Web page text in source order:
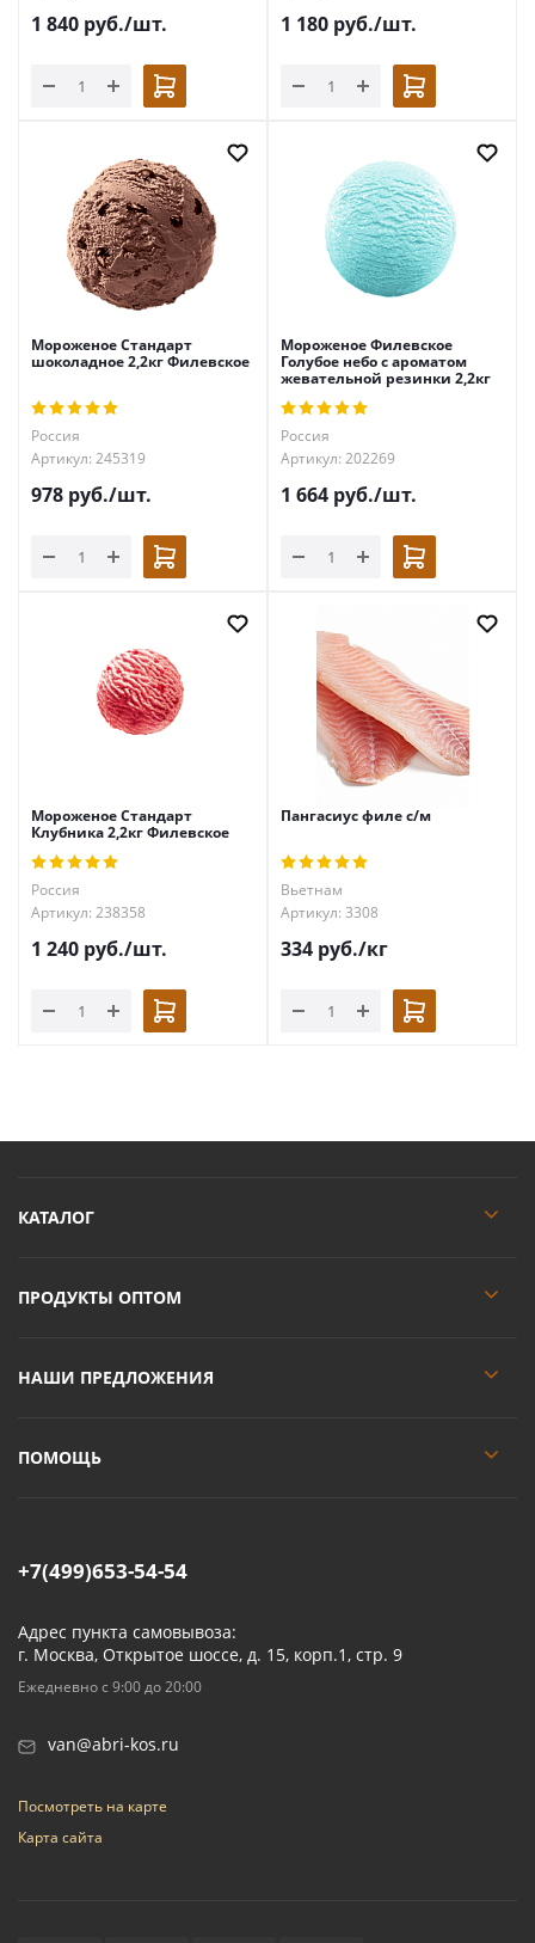
1 840 руб./шт. 1 180 руб./шт.
Мороженое Стандарт
шоколадное 2,2кг Филевское
Россия
Артикул: 245319
978 руб./шт.
Мороженое Филевское
Голубое небо с ароматом
жевательной резинки 2,2кг
Россия
Артикул: 202269
1 664 руб./шт.
Мороженое Стандарт
Клубника 2,2кг Филевское
Россия
Артикул: 238358
1 240 руб./шт.
Пангасиус филе с/м
Вьетнам
Артикул: 3308
334 руб./кг
КАТАЛОГ
ПРОДУКТЫ ОПТОМ
НАШИ ПРЕДЛОЖЕНИЯ
ПОМОЩЬ
+7(499)653-54-54
Адрес пункта самовывоза:
г. Москва, Открытое шоссе, д. 15, корп.1, стр. 9
Ежедневно с 9:00 до 20:00
van@abri-kos.ru
Посмотреть на карте
Карта сайта